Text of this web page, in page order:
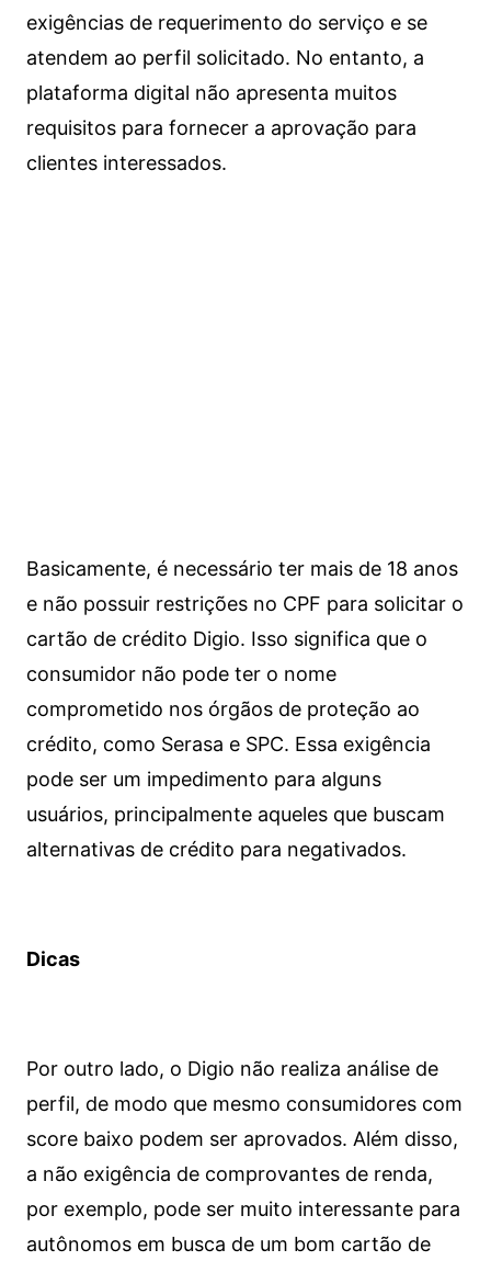
exigências de requerimento do serviço e se
atendem ao perfil solicitado. No entanto, a
plataforma digital não apresenta muitos
requisitos para fornecer a aprovação para
clientes interessados.
Basicamente, é necessário ter mais de 18 anos
e não possuir restrições no CPF para solicitar o
cartão de crédito Digio. Isso significa que o
consumidor não pode ter o nome
comprometido nos órgãos de proteção ao
crédito, como Serasa e SPC. Essa exigência
pode ser um impedimento para alguns
usuários, principalmente aqueles que buscam
alternativas de crédito para negativados.
Dicas
Por outro lado, o Digio não realiza análise de
perfil, de modo que mesmo consumidores com
score baixo podem ser aprovados. Além disso,
a não exigência de comprovantes de renda,
por exemplo, pode ser muito interessante para
autônomos em busca de um bom cartão de